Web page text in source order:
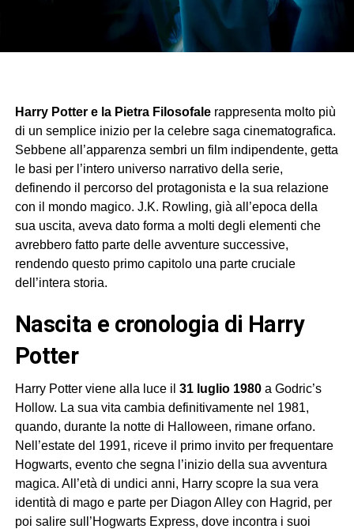
Harry Potter e la Pietra Filosofalerappresenta molto più
di un semplice inizio per la celebre saga cinematografica.
Sebbene all’apparenza sembri un film indipendente, getta
le basi per l’intero universo narrativo della serie,
definendo il percorso del protagonista e la sua relazione
con il mondo magico. J.K. Rowling, già all’epoca della
sua uscita, aveva dato forma a molti degli elementi che
avrebbero fatto parte delle avventure successive,
rendendo questo primo capitolo una parte cruciale
dell’intera storia.
nascita e cronologia di Harry
Potter
Harry Potter viene alla luce il 31 luglio 1980a Godric’s
Hollow. La sua vita cambia definitivamente nel 1981,
quando, durante la notte di Halloween, rimane orfano.
Nell’estate del 1991, riceve il primo invito per frequentare
Hogwarts, evento che segna l’inizio della sua avventura
magica. All’età di undici anni, Harry scopre la sua vera
identità di mago e parte per Diagon Alley con Hagrid, per
poi salire sull’Hogwarts Express, dove incontra i suoi